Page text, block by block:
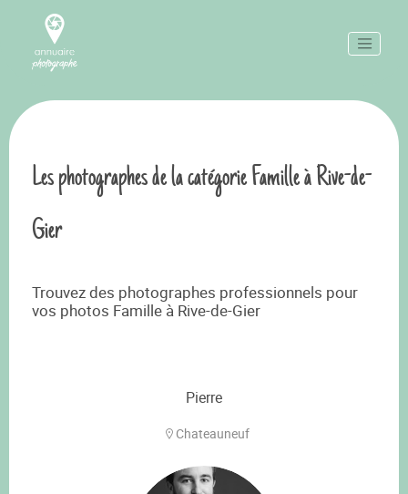
Les photographes de la catégorie Famille à Rive-de-
Gier
Trouvez des photographes professionnels pour
vos photos Famille à Rive-de-Gier
Pierre
Chateauneuf